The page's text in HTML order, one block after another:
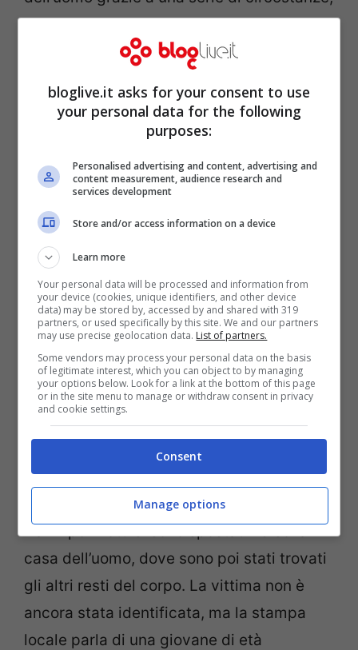
prima fra tutte il fatto che il corpo della
donna fosse stato trovato nelle acque del
una cabina e una piccola barca. Nei pressi
dell’ormeggio i cani molecolari avevano
fiutato qualcosa, e le indagini successive
avevano effettivamente appurato che la
struttura e la barca avessero tracce dello
stesso Dna rinvenuto nel corpo della
donna trovato nel lago.
Da lì i poliziotti si sono spostati verso la
casa dell’uomo, dove sono poi stati trovati
gli altri resti del corpo. La vittima non è
ancora stata identificata, ma la stampa
locale parla di una giovane di età
bloglive.it asks for your consent to use
your personal data for the following
purposes:
Personalised advertising and content, advertising and
content measurement, audience research and
services development
Store and/or access information on a device
Learn more
Your personal data will be processed and information from
your device (cookies, unique identifiers, and other device
data) may be stored by, accessed by and shared with 319
partners, or used specifically by this site. We and our partners
may use precise geolocation data. List of partners.
Some vendors may process your personal data on the basis
of legitimate interest, which you can object to by managing
your options below. Look for a link at the bottom of this page
or in the site menu to manage or withdraw consent in privacy
and cookie settings.
Consent
Manage options